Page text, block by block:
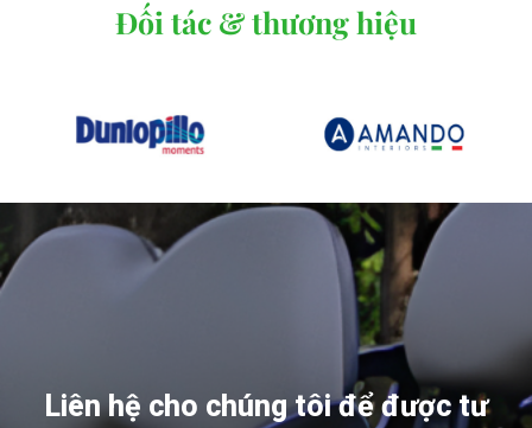
Đối tác & thương hiệu
Liên hệ cho chúng tôi để được tư